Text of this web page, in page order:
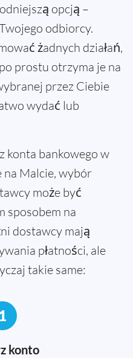
opcją –
odbiorcy.
żadnych działań,
prostu otrzyma je na
przez Ciebie
wydać lub
konta bankowego w
na Malcie, wybór
może być
sposobem na
dostawcy mają
płatności, ale
takie same:
konto